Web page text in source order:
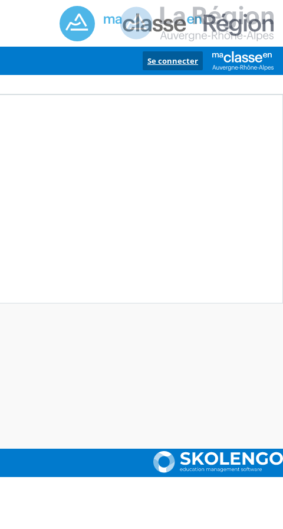
Se connecter